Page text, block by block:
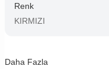
Renk
KIRMIZI
Daha Fazla